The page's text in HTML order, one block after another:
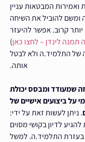
המבטאות עניין
ומשם להוביל את השיחה
קרוב. אפשר להיעזר
תמנה לינדן – לחצו כאן)
של התלמיד.ה ולא לבטל
אותה.
שמעודד ומבסס יכולת
על ביצועים אישיים של
. ניתן לעשות זאת על ידי:
לדיון בקושי מסוים
בעזרת התלמיד.ה. למשל